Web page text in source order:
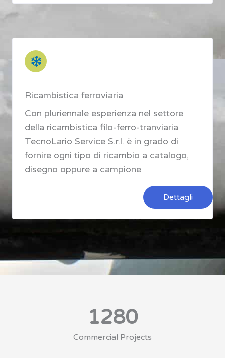
Ricambistica ferroviaria
Con pluriennale esperienza nel settore
della ricambistica filo-ferro-tranviaria
TecnoLario Service S.r.l. è in grado di
fornire ogni tipo di ricambio a catalogo,
disegno oppure a campione
Dettagli
1280
Commercial Projects